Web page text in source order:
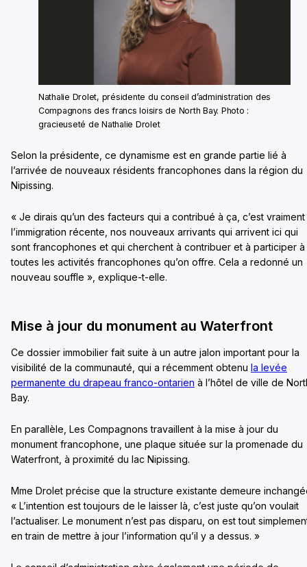
Nathalie Drolet, présidente du conseil d’administration des
Compagnons des francs loisirs de North Bay. Photo :
gracieuseté de Nathalie Drolet
Selon la présidente, ce dynamisme est en grande partie lié à
l’arrivée de nouveaux résidents francophones dans la région du
Nipissing.
« Je dirais qu’un des facteurs qui a contribué à ça, c’est vraiment
l’immigration récente, nos nouveaux arrivants qui arrivent ici qui
sont francophones et qui cherchent à contribuer et à participer à
toutes les activités francophones qu’on offre. Cela a redonné un
nouveau souffle », explique-t-elle.
Mise à jour du monument au Waterfront
Ce dossier immobilier fait suite à un autre jalon important pour la
visibilité de la communauté, qui a récemment obtenu la levée
permanente du drapeau franco-ontarien à l’hôtel de ville de
Bay.
En parallèle, Les Compagnons travaillent à la mise à jour du
monument francophone, une plaque située sur la promenade du
Waterfront, à proximité du lac Nipissing.
Mme Drolet précise que la structure existante demeure
« L’intention est toujours de le laisser là, c’est juste qu’on voulait
l’actualiser. Le monument n’est pas disparu, on est tout
en train de mettre à jour l’information qu’il y a dessus. »